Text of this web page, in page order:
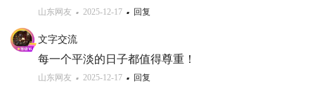
山东网友 2025-12-17 回复
文字交流
每一个平淡的日子都值得尊重！
山东网友 2025-12-17 回复